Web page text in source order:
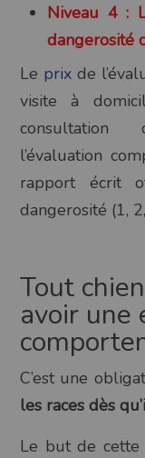
Niveau 4 :
dangerosité
Le prix de
visite à
consultation
l’évaluation
rapport écrit
dangerosité (1,
Tout
avoir une
C’est une
les races dès
Le but de cette